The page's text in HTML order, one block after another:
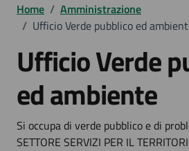
Home / Amministrazione
/ Ufficio Verde pubblico ed
Ufficio Verde
ed ambiente
Si occupa di verde pubblico e di
SETTORE SERVIZI PER IL